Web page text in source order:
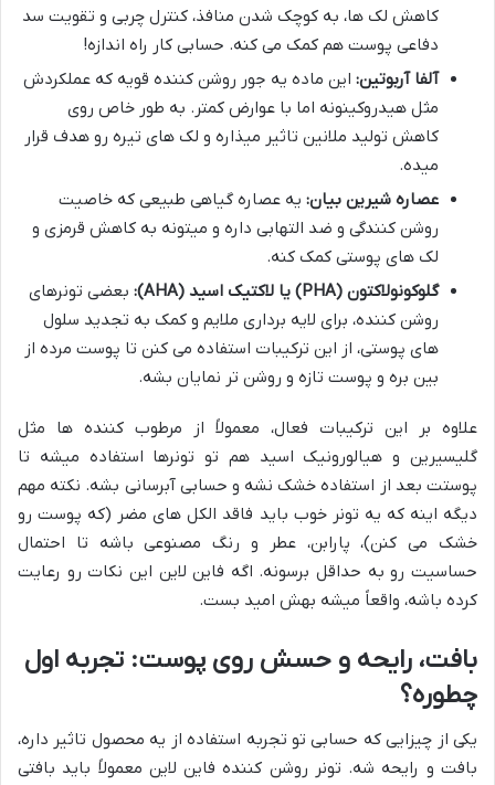
کاهش لک ها، به کوچک شدن منافذ، کنترل چربی و تقویت سد
دفاعی پوست هم کمک می کنه. حسابی کار راه اندازه!
آلفا آربوتین: این ماده یه جور روشن کننده قویه که عملکردش
مثل هیدروکینونه اما با عوارض کمتر. به طور خاص روی
کاهش تولید ملانین تاثیر میذاره و لک های تیره رو هدف قرار
میده.
عصاره شیرین بیان: یه عصاره گیاهی طبیعی که خاصیت
روشن کنندگی و ضد التهابی داره و میتونه به کاهش قرمزی و
لک های پوستی کمک کنه.
گلوکونولاکتون (PHA) یا لاکتیک اسید (AHA):
بعضی تونرهای
روشن کننده، برای لایه برداری ملایم و کمک به تجدید سلول
های پوستی، از این ترکیبات استفاده می کنن تا پوست مرده از
بین بره و پوست تازه و روشن تر نمایان بشه.
علاوه بر این ترکیبات فعال، معمولاً از مرطوب کننده ها مثل
گلیسیرین و هیالورونیک اسید هم تو تونرها استفاده میشه تا
پوستت بعد از استفاده خشک نشه و حسابی آبرسانی بشه. نکته مهم
دیگه اینه که یه تونر خوب باید فاقد الکل های مضر (که پوست رو
خشک می کنن)، پارابن، عطر و رنگ مصنوعی باشه تا احتمال
حساسیت رو به حداقل برسونه. اگه فاین لاین این نکات رو رعایت
کرده باشه، واقعاً میشه بهش امید بست.
بافت، رایحه و حسش روی پوست: تجربه اول
چطوره؟
یکی از چیزایی که حسابی تو تجربه استفاده از یه محصول تاثیر داره،
بافت و رایحه شه. تونر روشن کننده فاین لاین معمولاً باید بافتی